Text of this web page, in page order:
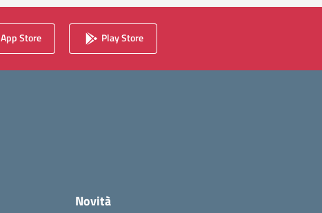
App Store Play Store
Novità